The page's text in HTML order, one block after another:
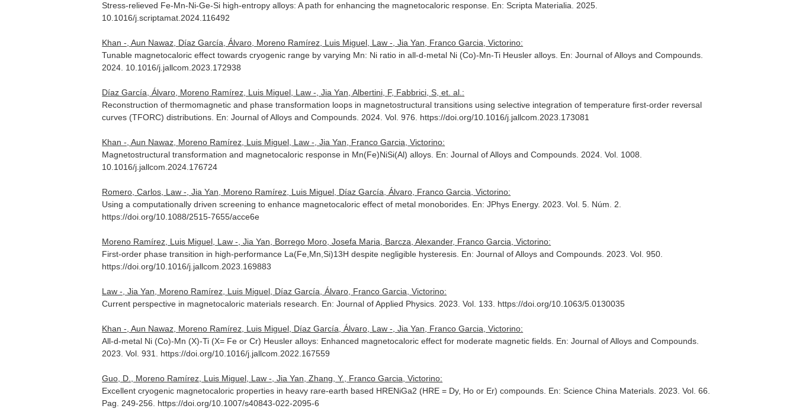
Stress-relieved Fe-Mn-Ni-Ge-Si high-entropy alloys: A path for enhancing the magnetocaloric response. En: Scripta Materialia . 2025.
10.1016/j.scriptamat.2024.116492
Khan -, Aun Nawaz, Díaz García, Álvaro, Moreno Ramírez, Luis Miguel, Law -, Jia Yan, Franco Garcia, Victorino:
Tunable magnetocaloric effect towards cryogenic range by varying Mn: Ni ratio in all-d-metal Ni (Co)-Mn-Ti Heusler alloys. En: Journal of Alloys and Compounds
2024. 10.1016/j.jallcom.2023.172938
Díaz García, Álvaro, Moreno Ramírez, Luis Miguel, Law -, Jia Yan, Albertini, F, Fabbrici, S, et. al.:
Reconstruction of thermomagnetic and phase transformation loops in magnetostructural transitions using selective integration of temperature first-order reversal
curves (TFORC) distributions. En: Journal of Alloys and Compounds . 2024. Vol. 976. https://doi.org/10.1016/j.jallcom.2023.173081
Khan -, Aun Nawaz, Moreno Ramírez, Luis Miguel, Law -, Jia Yan, Franco Garcia, Victorino:
Magnetostructural transformation and magnetocaloric response in Mn(Fe)NiSi(Al) alloys. En: Journal of Alloys and Compounds . 2024. Vol. 1008.
10.1016/j.jallcom.2024.176724
Romero, Carlos, Law -, Jia Yan, Moreno Ramírez, Luis Miguel, Díaz García, Álvaro, Franco Garcia, Victorino:
Using a computationally driven screening to enhance magnetocaloric effect of metal monoborides. En: JPhys Energy. 2023. Vol. 5. Núm. 2.
https://doi.org/10.1088/2515-7655/acce6e
Moreno Ramírez, Luis Miguel, Law -, Jia Yan, Borrego Moro, Josefa Maria, Barcza, Alexander, Franco Garcia, Victorino:
First-order phase transition in high-performance La(Fe,Mn,Si)13H despite negligible hysteresis. En: Journal of Alloys and Compounds . 2023. Vol. 950.
https://doi.org/10.1016/j.jallcom.2023.169883
Law -, Jia Yan, Moreno Ramírez, Luis Miguel, Díaz García, Álvaro, Franco Garcia, Victorino:
Current perspective in magnetocaloric materials research. En: Journal of Applied Physics . 2023. Vol. 133. https://doi.org/10.1063/5.0130035
Khan -, Aun Nawaz, Moreno Ramírez, Luis Miguel, Díaz García, Álvaro, Law -, Jia Yan, Franco Garcia, Victorino:
All-d-metal Ni (Co)-Mn (X)-Ti (X= Fe or Cr) Heusler alloys: Enhanced magnetocaloric effect for moderate magnetic fields. En: Journal of Alloys and Compounds
2023. Vol. 931. https://doi.org/10.1016/j.jallcom.2022.167559
Guo, D., Moreno Ramírez, Luis Miguel, Law -, Jia Yan, Zhang, Y., Franco Garcia, Victorino:
Excellent cryogenic magnetocaloric properties in heavy rare-earth based HRENiGa2 (HRE = Dy, Ho or Er) compounds. En: Science China Materials . 2023. Vol. 66.
Pag. 249-256. https://doi.org/10.1007/s40843-022-2095-6